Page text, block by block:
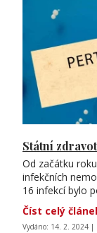
Státní
Od začátku
infekčních
16 infekcí bylo
Číst celý
Vydáno: 14. 2. 2024 |